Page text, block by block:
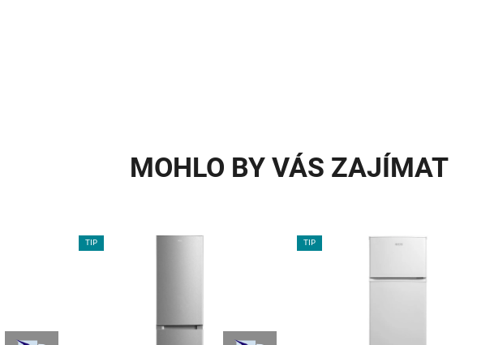
MOHLO BY VÁS ZAJÍMAT
TIP TIP